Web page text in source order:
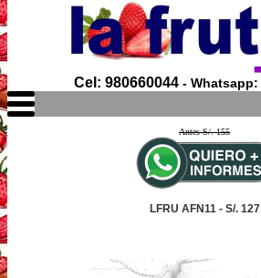
Cel: 980660044- Whatsapp:
Antes S/. 155
LFRU AFN11 - S/. 127